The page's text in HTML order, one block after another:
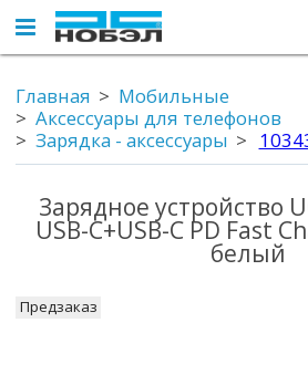
Главная
Мобильные
Аксессуары для телефонов
Зарядка - аксессуары
Зарядное устройство
USB-C+USB-C PD Fast
белый
Предзаказ